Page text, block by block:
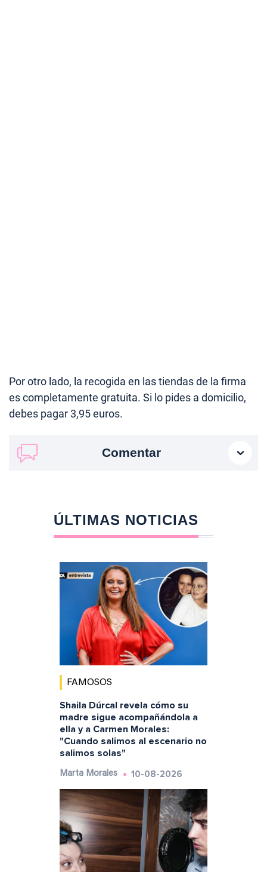
Por otro lado, la recogida en las tiendas de la firma
es completamente gratuita. Si lo pides a domicilio,
debes pagar 3,95 euros.
Comentar
ÚLTIMAS NOTICIAS
FAMOSOS
Shaila Dúrcal revela cómo su
madre sigue acompañándola a
ella y a Carmen Morales:
"Cuando salimos al escenario no
salimos solas"
Marta Morales 10-08-2026